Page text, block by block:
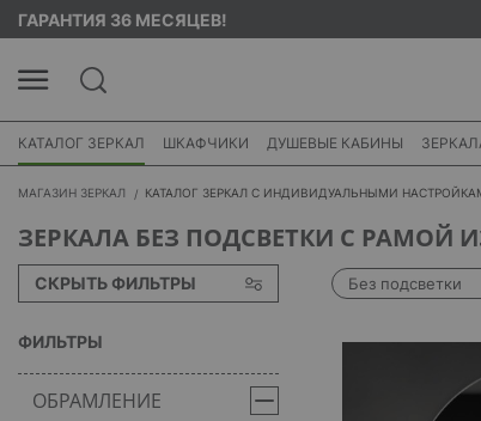
ГАРАНТИЯ 36 МЕСЯЦЕВ!
КАТАЛОГ ЗЕРКАЛ ШКАФЧИКИ ДУШЕВЫЕ КАБИНЫ
МАГАЗИН ЗЕРКАЛ КАТАЛОГ ЗЕРКАЛ С ИНДИВИДУАЛЬНЫМИ
ЗЕРКАЛА БЕЗ ПОДСВЕТКИ С РАМОЙ
СКРЫТЬ ФИЛЬТРЫ
ФИЛЬТРЫ
ОБРАМЛЕНИЕ
Без подсветки